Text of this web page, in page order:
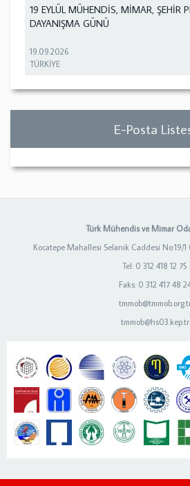
19 EYLÜL MÜHENDİS, MİMAR, ŞEHİR
DAYANIŞMA GÜNÜ
19.09.2026
TÜRKİYE
E-Posta
Türk Mühendis ve Mimar
Kocatepe Mahallesi Selanik Caddesi No:19/
Tel: 0 312 418 12 75
Faks: 0 312 417 48
tmmob@hs03.kep.tr